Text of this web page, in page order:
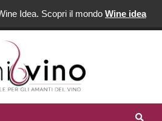
Idea. Scopri il mondo Wine idea